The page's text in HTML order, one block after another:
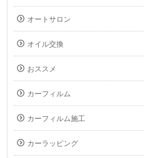
オートサロン
オイル交換
おススメ
カーフィルム
カーフィルム施工
カーラッピング